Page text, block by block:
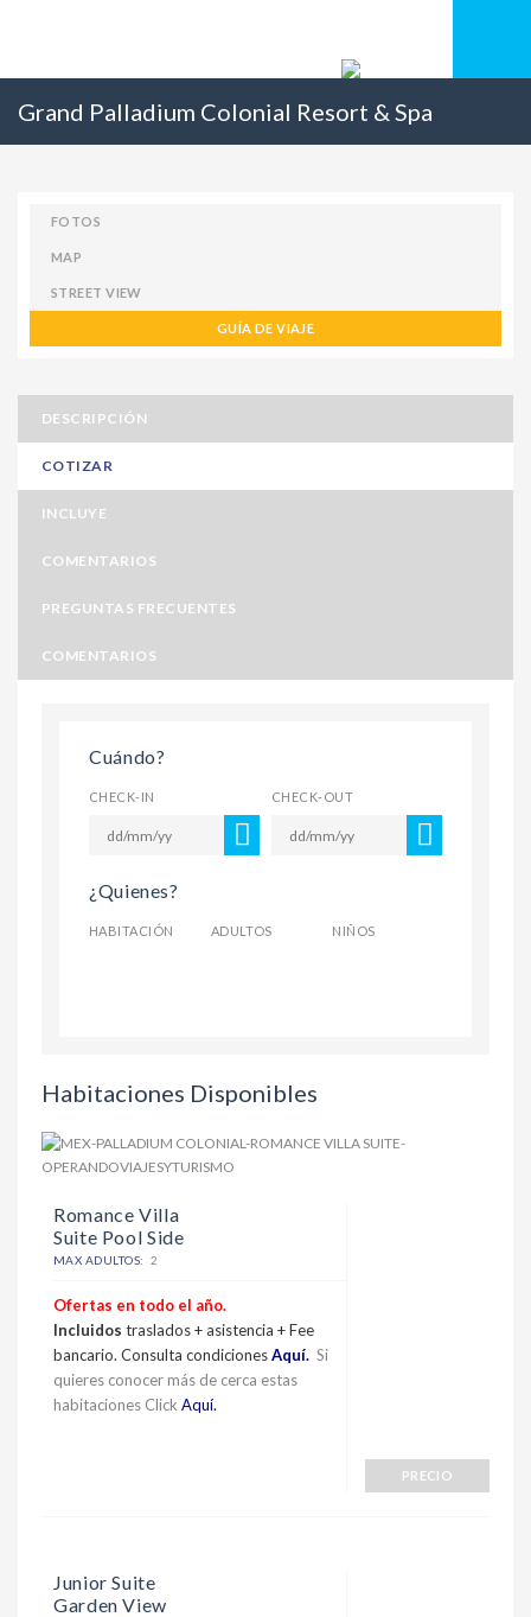
Grand Palladium Colonial Resort & Spa
FOTOS
MAP
STREET VIEW
GUÍA DE VIAJE
DESCRIPCIÓN
COTIZAR
INCLUYE
COMENTARIOS
PREGUNTAS FRECUENTES
COMENTARIOS
Cuándo?
CHECK-IN CHECK-OUT
¿Quienes?
HABITACIÓN ADULTOS NIÑOS
Habitaciones Disponibles
Romance Villa
Suite Pool Side
MAX ADULTOS: 2
Ofertas en todo el año.
Incluidos traslados + asistencia + Fee
bancario. Consulta condicionesAquí. Si
quieres conocer más de cerca estas
habitaciones Click Aquí.
PRECIO
Junior Suite
Garden View